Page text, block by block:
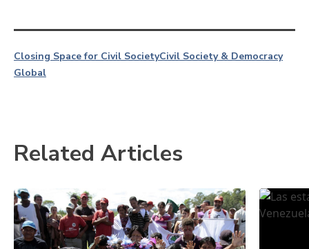
Closing Space for Civil SocietyCivil Society & Democracy
Global
Related Articles